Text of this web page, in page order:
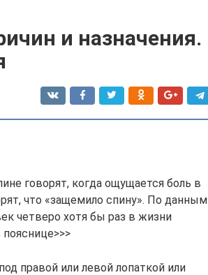
и назначения.
говорят, когда ощущается боль в
что «защемило спину». По данным
четверо хотя бы раз в жизни
правой или левой лопаткой или